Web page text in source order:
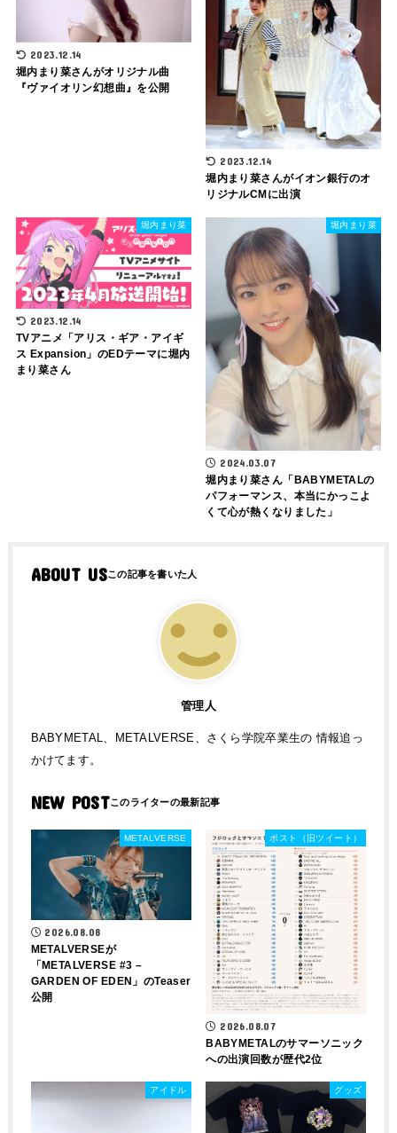
2023.12.14
堀内まり菜さんがオリジナル曲
『ヴァイオリン幻想曲』を公開
2023.12.14
堀内まり菜さんがイオン銀行のオ
リジナルCMに出演
堀内まり菜
2023.12.14
TVアニメ「アリス・ギア・アイギ
ス Expansion」のEDテーマに堀内
まり菜さん
堀内まり菜
2024.03.07
堀内まり菜さん「BABYMETALの
パフォーマンス、本当にかっこよ
くて心が熱くなりました」
ABOUT US
管理人
BABYMETAL、METALVERSE、さくら学院卒業生の 情報追っ
かけてます。
NEW POST
METALVERSE
2026.08.08
METALVERSEが
「METALVERSE #3 –
GARDEN OF EDEN」のTeaser
公開
ポスト（旧ツイート）
2026.08.07
BABYMETALのサマーソニック
への出演回数が歴代2位
アイドル グッズ